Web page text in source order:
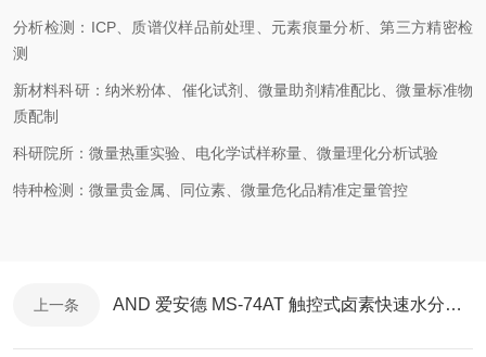
分析检测：ICP、质谱仪样品前处理、元素痕量分析、第三方精密检
测
新材料科研：纳米粉体、催化试剂、微量助剂精准配比、微量标准物
质配制
科研院所：微量热重实验、电化学试样称量、微量理化分析试验
特种检测：微量贵金属、同位素、微量危化品精准定量管控
上一条 AND 爱安德 MS-74AT 触控式卤素快速水分测定仪 完整产品介绍